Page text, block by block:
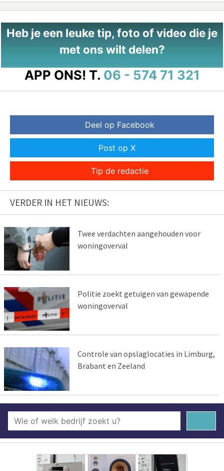
Heb je een leuke tip, foto of video die je
met ons wilt delen?
APP ONS! T. 06 - 574 71 321
Deel op Facebook
Post op X
Tip de redactie
VERDER IN HET NIEUWS:
Twee verdachten aangehouden voor
woningoverval
Politie zoekt getuigen van gewapende
woningoverval
Controle van opslaglocaties in Limburg,
Brabant en Zeeland